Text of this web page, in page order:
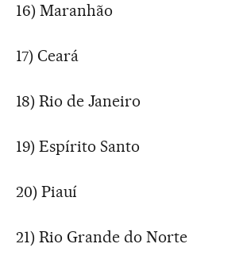
16) Maranhão
17) Ceará
18) Rio de Janeiro
19) Espírito Santo
20) Piauí
21) Rio Grande do Norte